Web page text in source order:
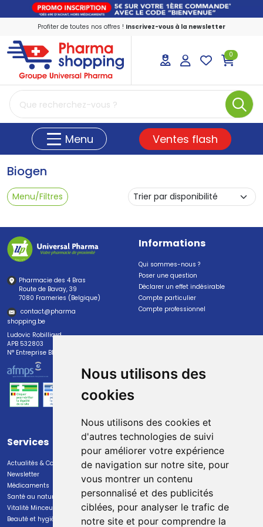
Nous utilisons des
cookies
Nous utilisons des cookies et
d'autres technologies de suivi
pour améliorer votre expérience
de navigation sur notre site, pour
vous montrer un contenu
personnalisé et des publicités
ciblées, pour analyser le trafic de
notre site et pour comprendre la
Profiter de toutes nos offres ! Inscrivez-vous à la newsletter
PharmaShopping Votre pharmacie en
0
Menu Ventes flash
Biogen
Menu/Filtres
Pharmacie des 4 Bras
Route de Bavay, 39
7080 Frameries (Belgique)
contact@pharma
shopping.be
Ludovic Robilliard
APB 532803
N° Entreprise BE0447.382.113
Informations
Qui sommes-nous ?
Poser une question
Déclarer un effet indésirable
Compte particulier
Compte professionnel
Services
Actualités & Conseils
Newsletter
Médicaments
Santé au naturel
Vitalité Minceur Nutrition
Beauté et hygiène
Paiement
Paiement sécurisé